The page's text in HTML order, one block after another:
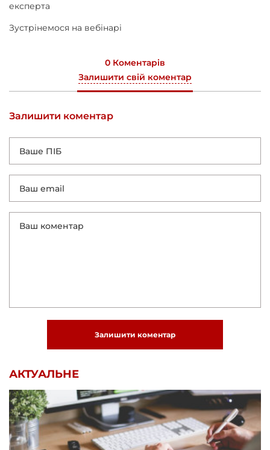
експерта
Зустрінемося на вебінарі
0 Коментарів
Залишити свій коментар
Залишити коментар
Залишити коментар
АКТУАЛЬНЕ